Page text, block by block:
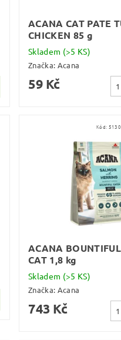
ACANA CAT PATE
CHICKEN 85 g
Skladem (>5 KS)
Značka: Acana
59 Kč
Kód:
ACANA
CAT 1,8 kg
Skladem (>5 KS)
Značka: Acana
743 Kč